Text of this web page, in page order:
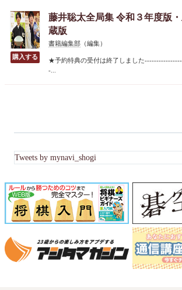
藤井聡太全局集 令和３年度版
蔵版
書籍編集部 （編集）
★予約特典の受付は終了しました
-...
Tweets by mynavi_shogi